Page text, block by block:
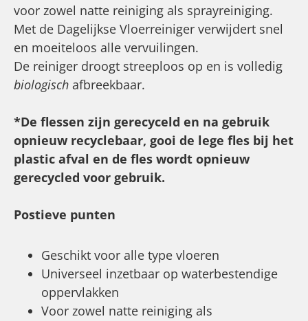
voor zowel natte reiniging als sprayreiniging.
Met de Dagelijkse Vloerreiniger verwijdert snel
en moeiteloos alle vervuilingen.
De reiniger droogt streeploos op en is volledig
biologisch afbreekbaar.
*De flessen zijn gerecyceld en na gebruik
opnieuw recyclebaar, gooi de lege fles bij het
plastic afval en de fles wordt opnieuw
gerecycled voor gebruik.
Postieve punten
Geschikt voor alle type vloeren
Universeel inzetbaar op waterbestendige
oppervlakken
Voor zowel natte reiniging als